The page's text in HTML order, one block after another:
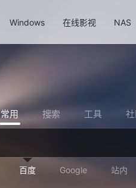
Windows 在线影视 NAS
常用 搜索 工具
百度 Google 站内